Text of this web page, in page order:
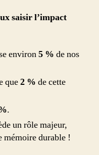
saisir l’impact
environ5 % de nos
que2 % de cette
.
un rôle majeur,
mémoire durable !